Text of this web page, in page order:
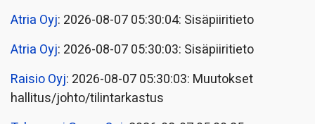
Atria Oyj: 2026-08-07 05:30:04: Sisäpiiritieto
Atria Oyj: 2026-08-07 05:30:03: Sisäpiiritieto
Raisio Oyj: 2026-08-07 05:30:03: Muutokset
hallitus/johto/tilintarkastus